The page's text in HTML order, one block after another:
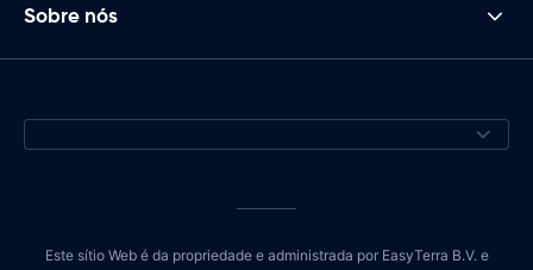
Sobre nós
Este sítio Web é da propriedade e administrada por EasyTerra B.V. e